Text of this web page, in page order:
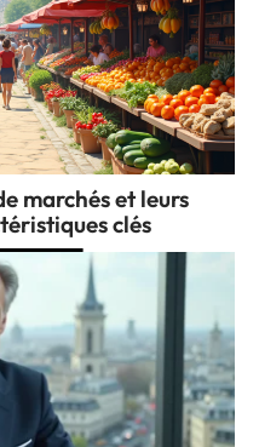
marchés et leurs
clés